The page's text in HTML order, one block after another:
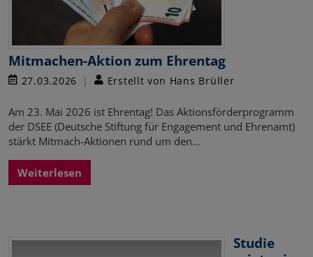
Mitmachen-Aktion zum Ehrentag
27.03.2026 Erstellt von Hans Brüller
Am 23. Mai 2026 ist Ehrentag! Das Aktionsförderprogramm
der DSEE (Deutsche Stiftung für Engagement und Ehrenamt)
stärkt Mitmach-Aktionen rund um den…
Weiterlesen
Studie